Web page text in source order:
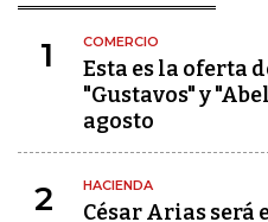
1 COMERCIO
Esta es la oferta
"Gustavos" y
agosto
2 HACIENDA
César Arias será